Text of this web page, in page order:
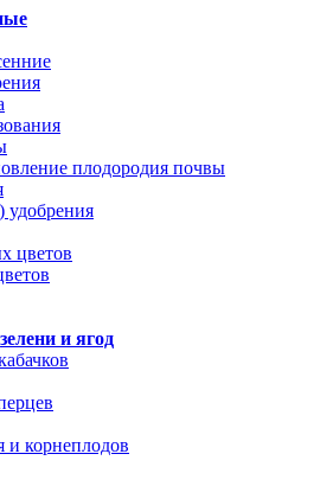
плодородия почвы
цветов
и ягод
и корнеплодов